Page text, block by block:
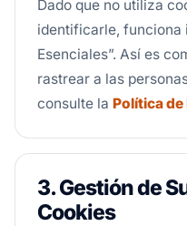
Dado que no utiliza
identificarle, funciona
Esenciales”. Así es
rastrear a las
consulte la Política
3. Gestión de
Cookies